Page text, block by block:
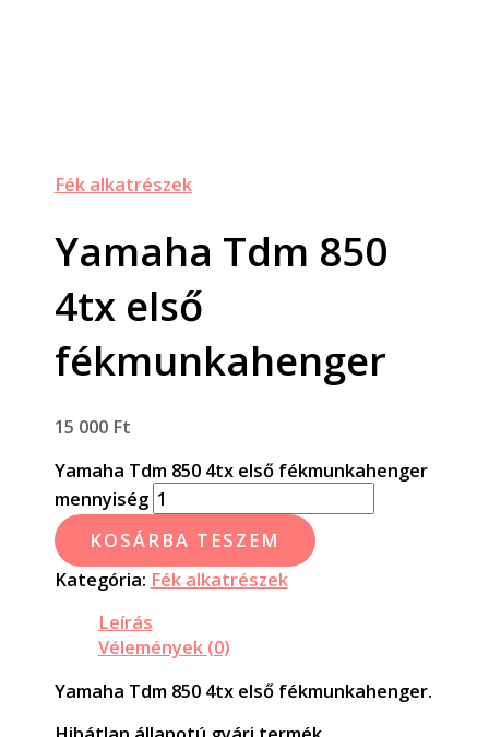
Fék alkatrészek
Yamaha Tdm 850
4tx első
fékmunkahenger
15 000 Ft
Yamaha Tdm 850 4tx első fékmunkahenger
mennyiség
KOSÁRBA TESZEM
Kategória: Fék alkatrészek
Leírás
Vélemények (0)
Yamaha Tdm 850 4tx első fékmunkahenger.